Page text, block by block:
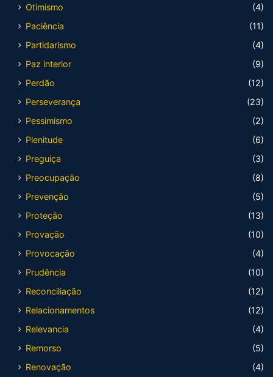
Otimismo
(4)
Paciência
(11)
Partidarismo
(4)
Paz interior
(9)
Perdão
(12)
Perseverança
(23)
Pessimismo
(2)
Plenitude
(6)
Preguiça
(3)
Preocupação
(8)
Prevenção
(5)
Proteção
(13)
Provação
(10)
Provocação
(4)
Prudência
(10)
Reconciliação
(12)
Relacionamentos
(12)
Relevancia
(4)
Remorso
(5)
Renovação
(4)